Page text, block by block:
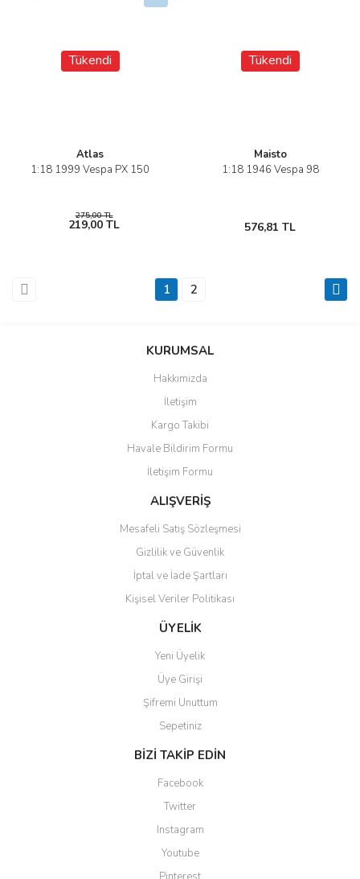
Tükendi
Atlas
1:18 1999 Vespa PX 150
275,00 TL
219,00 TL
Tükendi
Maisto
1:18 1946 Vespa 98
576,81 TL
1 2
KURUMSAL
Hakkımızda
İletişim
Kargo Takibi
Havale Bildirim Formu
İletişim Formu
ALIŞVERİŞ
Mesafeli Satış Sözleşmesi
Gizlilik ve Güvenlik
İptal ve İade Şartları
Kişisel Veriler Politikası
ÜYELİK
Yeni Üyelik
Üye Girişi
Şifremi Unuttum
Sepetiniz
BİZİ TAKİP EDİN
Facebook
Twitter
Instagram
Youtube